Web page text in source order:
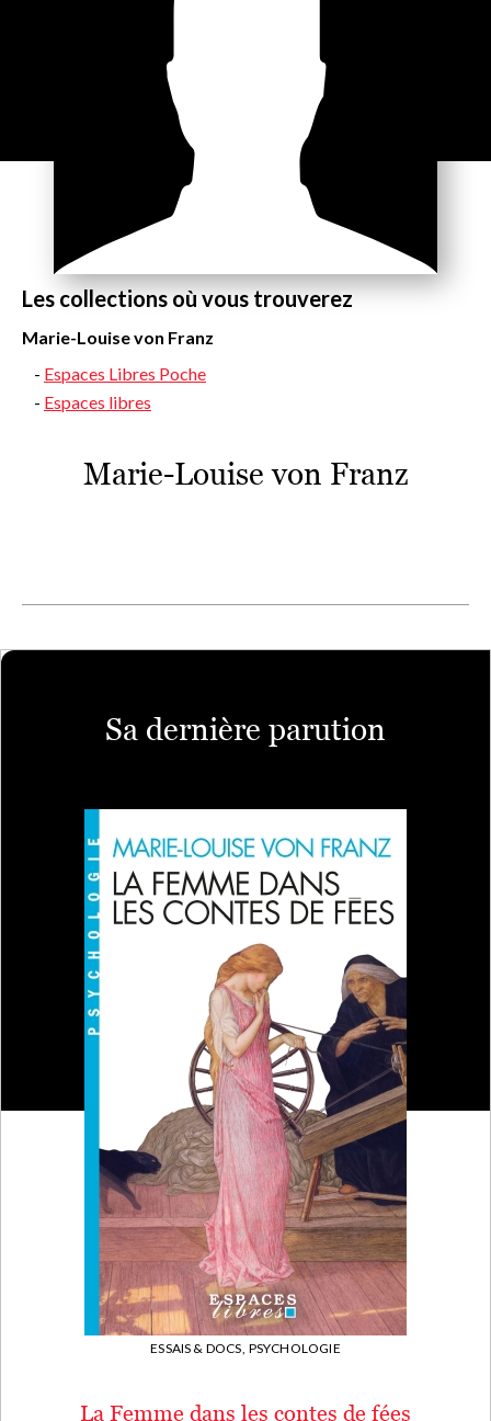
Les collections où vous trouverez
Marie-Louise von Franz
Espaces Libres Poche
Espaces libres
Marie-Louise von Franz
Sa dernière parution
ESSAIS & DOCS, PSYCHOLOGIE
La Femme dans les contes de fées